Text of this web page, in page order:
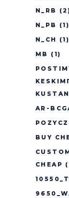
N_RB
N_PB
(1)
N_CH
(1)
MB
(1)
AR-
BUY
CHEAP